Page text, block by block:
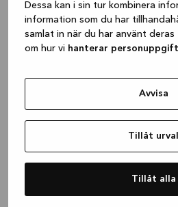
Dessa kan i sin tur kombinera
information som du har
samlat in när du har använt deras
om hur vi hanterar
Avvisa
Tillåt urval
Tillåt alla
(see the